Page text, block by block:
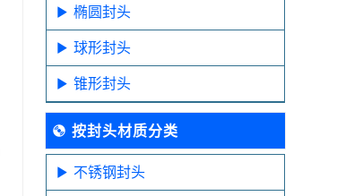
椭圆封头
球形封头
锥形封头
按封头材质分类
不锈钢封头